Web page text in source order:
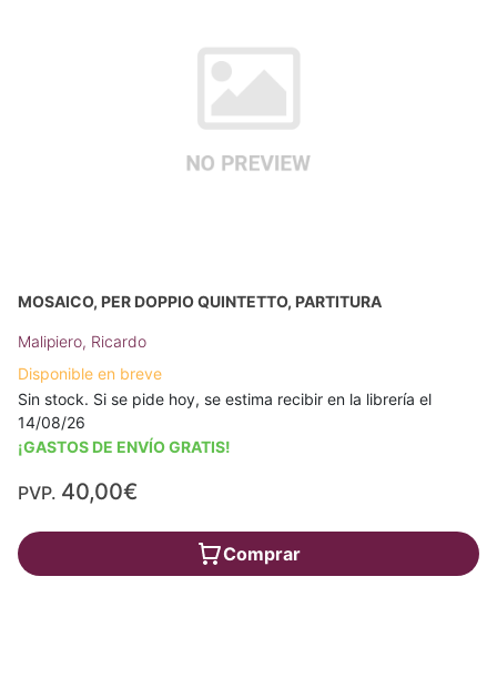
MOSAICO, PER DOPPIO QUINTETTO, PARTITURA
Malipiero, Ricardo
Disponible en breve
Sin stock. Si se pide hoy, se estima recibir en la librería el
14/08/26
¡GASTOS DE ENVÍO GRATIS!
PVP. 40,00€
Comprar